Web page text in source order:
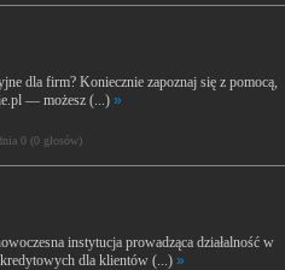
dla firm? Koniecznie zapoznaj się z pomocą,
— możesz (...) »
0 (0 głosów)
instytucja prowadząca działalność w
dla klientów (...) »